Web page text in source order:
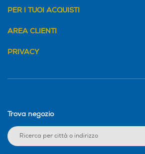
PER I TUOI ACQUISTI
AREA CLIENTI
PRIVACY
Trova negozio